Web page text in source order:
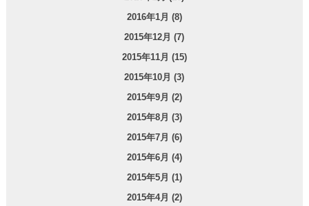
2016年1月 (8)
2015年12月 (7)
2015年11月 (15)
2015年10月 (3)
2015年9月 (2)
2015年8月 (3)
2015年7月 (6)
2015年6月 (4)
2015年5月 (1)
2015年4月 (2)